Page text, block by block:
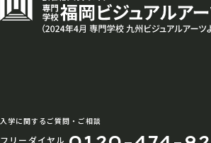
入学に関するご質問・ご相談
フリーダイヤル